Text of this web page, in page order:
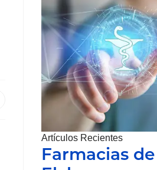
Artículos Recientes
Farmacias